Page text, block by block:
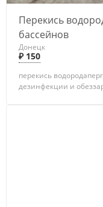
Перекись
бассейнов
Донецк
₽ 150
перекись
дезинфекции и